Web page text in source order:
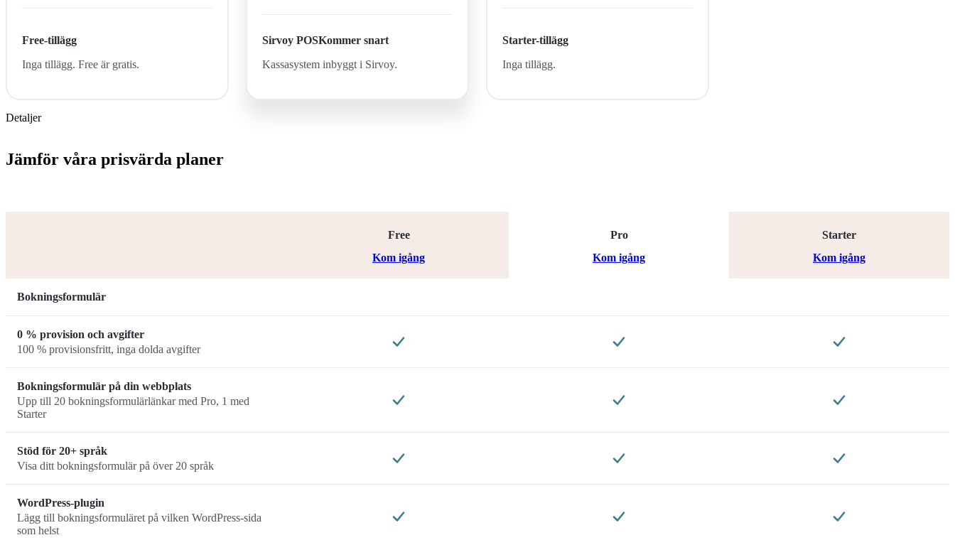
Free-tillägg
Inga tillägg. Free är gratis.
Sirvoy POSKommer snart
Kassasystem inbyggt i Sirvoy.
Starter-tillägg
Inga tillägg.
Detaljer
Jämför våra prisvärda planer
Free
Kom igång
Pro
Kom igång
Starter
Kom igång
Bokningsformulär
0 % provision och avgifter
100 % provisionsfritt, inga dolda avgifter
Bokningsformulär på din webbplats
Upp till 20 bokningsformulärlänkar med Pro, 1 med
Starter
Stöd för 20+ språk
Visa ditt bokningsformulär på över 20 språk
WordPress-plugin
Lägg till bokningsformuläret på vilken WordPress-sida
som helst